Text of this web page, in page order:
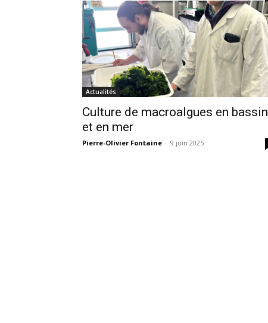
Actualités
Culture de macroalgues en bassin
et en mer
Pierre-Olivier Fontaine - 9 juin 2025